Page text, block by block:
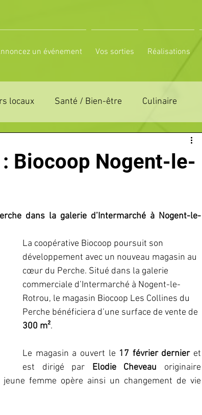
un événement Vos sorties Réalisations
locaux Santé / Bien-être Culinaire
61
PETITES ANNONCES
: Biocoop Nogent-le-
dans la galerie d’Intermarché à Nogent-le-
La coopérative Biocoop poursuit son
développement avec un nouveau magasin au
cœur du Perche. Situé dans la galerie
commerciale d’Intermarché à Nogent-le-
Rotrou, le magasin Biocoop Les Collines du
Perche bénéficiera d’une surface de vente de
300 m².
Le magasin a ouvert le 17 février dernier et
est dirigé par Elodie Cheveau originaire
femme opère ainsi un changement de vie